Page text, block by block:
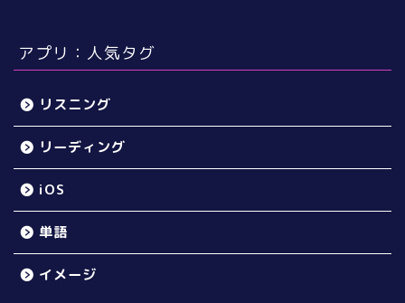
アプリ：人気タグ
リスニング
リーディング
iOS
単語
イメージ